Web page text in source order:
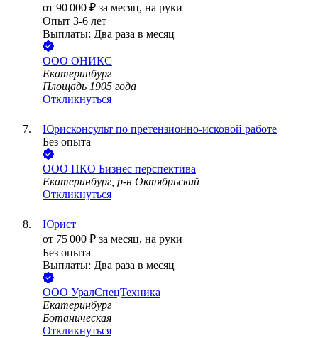
от 90 000 ₽ за месяц, на руки
Опыт 3-6 лет
Выплаты: Два раза в месяц
ООО ОНИКС
Екатеринбург
Площадь 1905 года
Откликнуться
Юрисконсульт по претензионно-исковой работе
Без опыта
ООО ПКО Бизнес перспектива
Екатеринбург, р-н Октябрьский
Откликнуться
Юрист
от 75 000 ₽ за месяц, на руки
Без опыта
Выплаты: Два раза в месяц
ООО УралСпецТехника
Екатеринбург
Ботаническая
Откликнуться